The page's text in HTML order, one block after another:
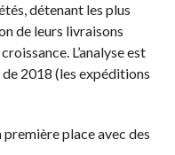
détenant les plus
de leurs livraisons
L’analyse est
2018 (les expéditions
place avec des